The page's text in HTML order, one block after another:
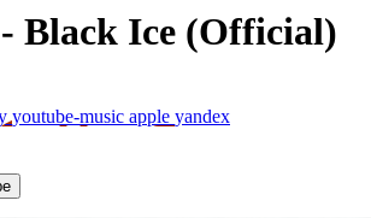
Black Ice (Official)
youtube-music apple yandex